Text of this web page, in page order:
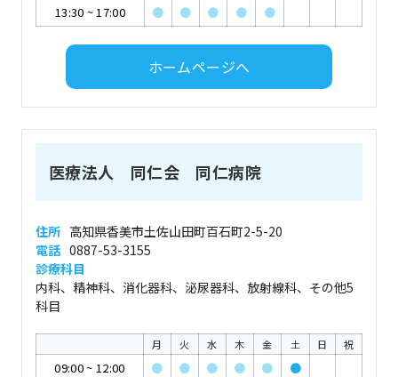
13:30 ~17:00 ● ● ● ● ●
ホームページへ
医療法人 同仁会 同仁病院
住所 高知県香美市土佐山田町百石町2-5-20
電話 0887-53-3155
診療科目
内科、精神科、消化器科、泌尿器科、放射線科、その他5
科目
月 火 水 木 金 土 日 祝
09:00~ 12:00 ● ● ● ● ●
●